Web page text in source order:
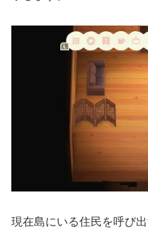
現在島にいる住民を呼び